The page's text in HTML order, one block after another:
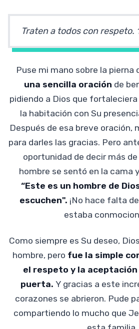
Traten a todos con respeto.
Puse mi mano sobre la pierna
una sencilla oración de
pidiendo a Dios que
la habitación con Su
Después de esa breve oración,
para darles las gracias. Pero
oportunidad de decir más
hombre se sentó en la cama
“Este es un hombre de
escuchen". ¡No hace falta
estaba
Como siempre es Su deseo,
hombre, pero fue la simple
el respeto y la aceptación
puerta. Y gracias a este
corazones se abrieron. Pude
compartiendo lo mucho que